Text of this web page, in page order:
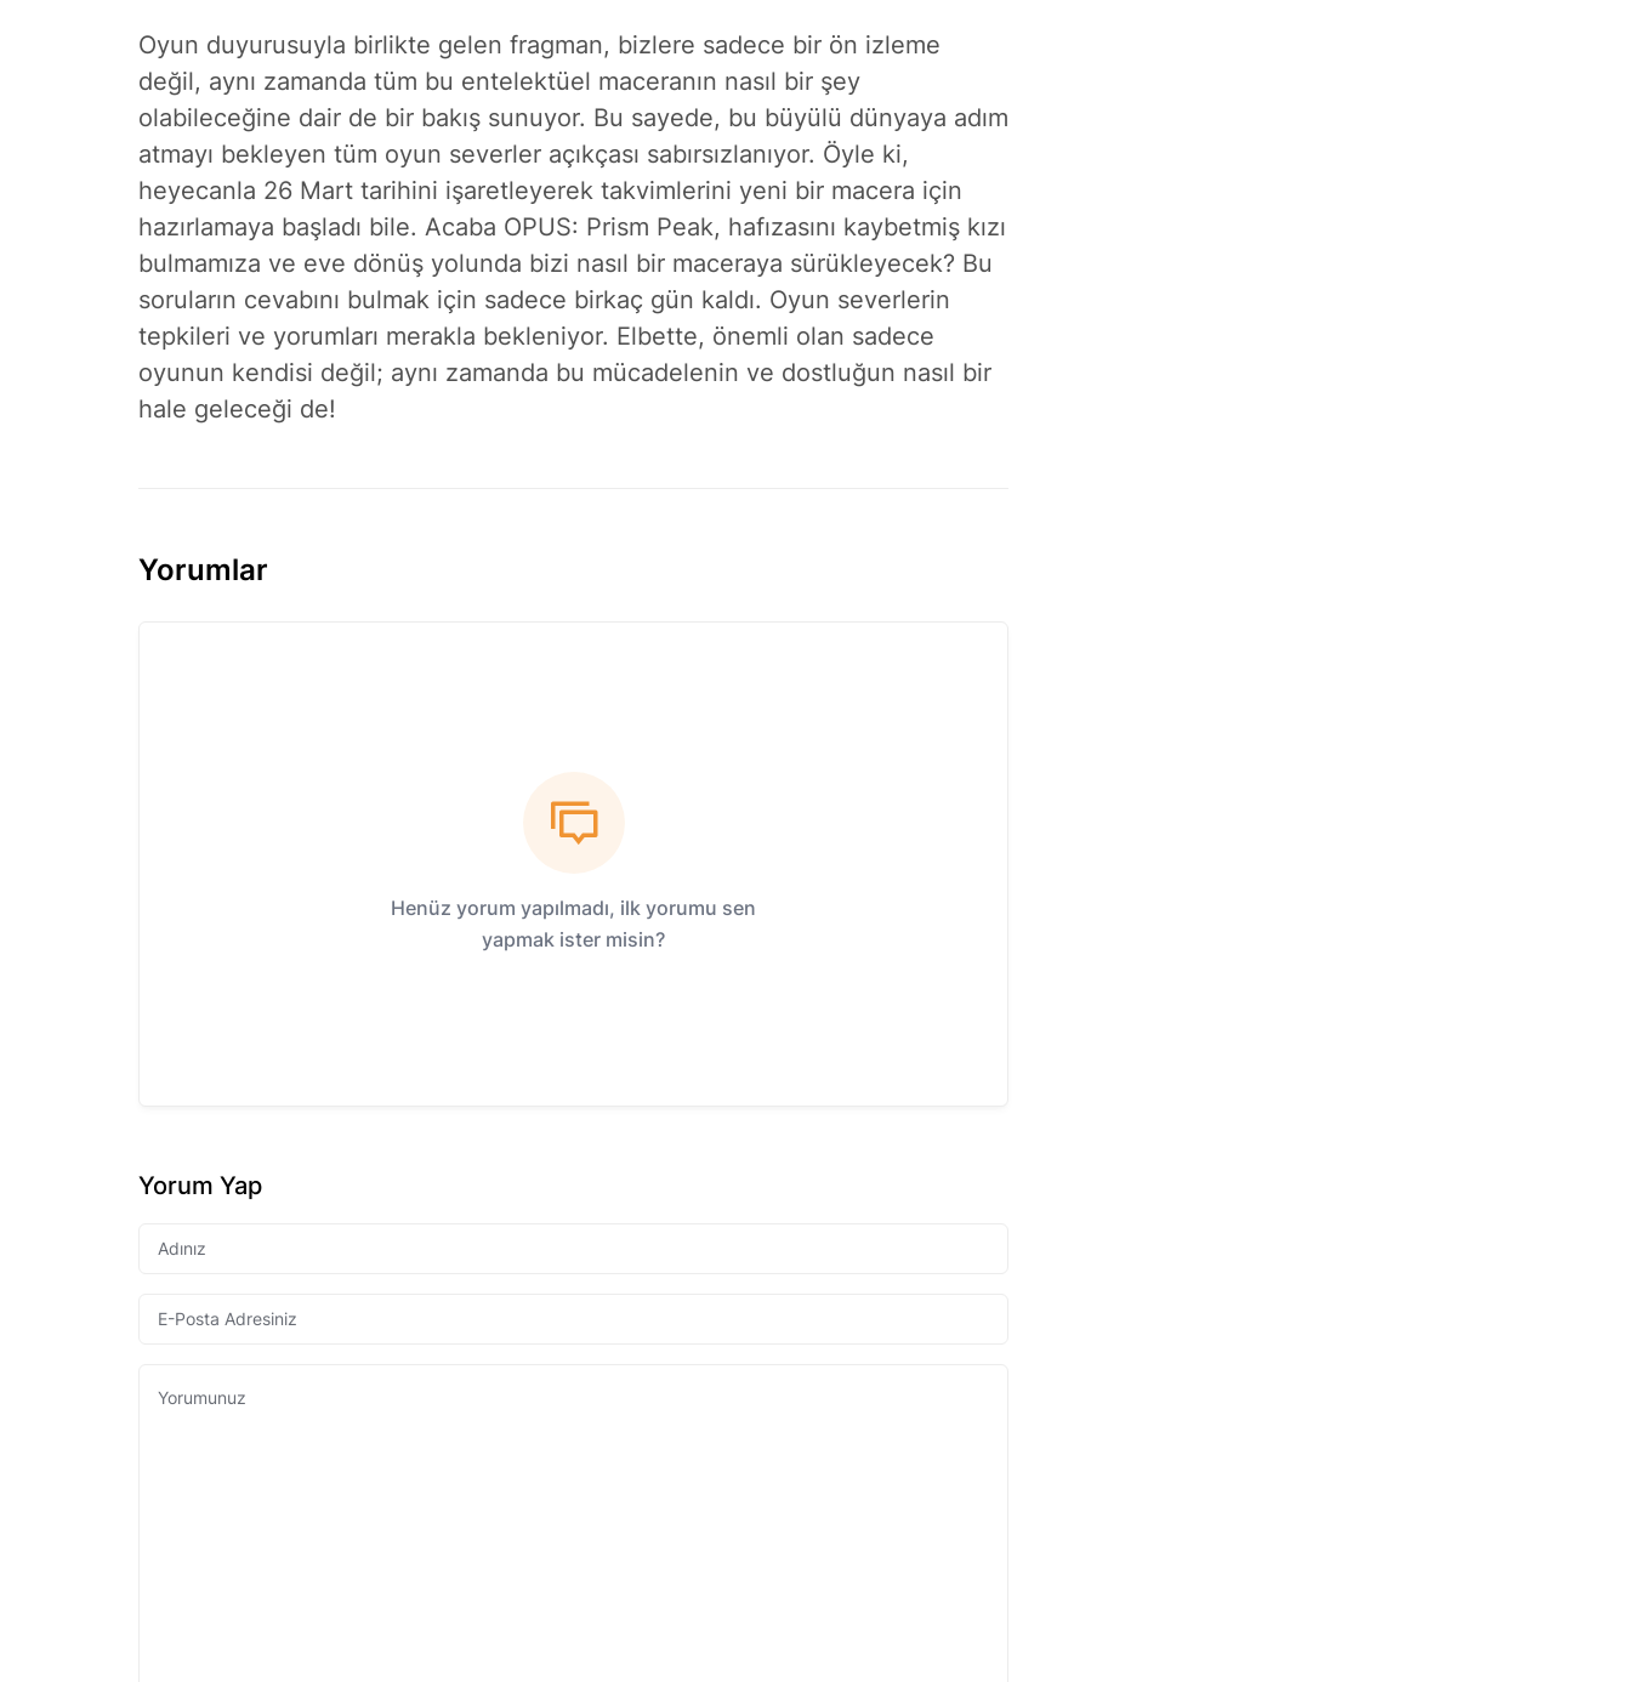
Oyun duyurusuyla birlikte gelen fragman, bizlere sadece bir ön izleme
değil, aynı zamanda tüm bu entelektüel maceranın nasıl bir şey
olabileceğine dair de bir bakış sunuyor. Bu sayede, bu büyülü dünyaya adım
atmayı bekleyen tüm oyun severler açıkçası sabırsızlanıyor. Öyle ki,
heyecanla 26 Mart tarihini işaretleyerek takvimlerini yeni bir macera için
hazırlamaya başladı bile. Acaba OPUS: Prism Peak, hafızasını kaybetmiş kızı
bulmamıza ve eve dönüş yolunda bizi nasıl bir maceraya sürükleyecek? Bu
soruların cevabını bulmak için sadece birkaç gün kaldı. Oyun severlerin
tepkileri ve yorumları merakla bekleniyor. Elbette, önemli olan sadece
oyunun kendisi değil; aynı zamanda bu mücadelenin ve dostluğun nasıl bir
hale geleceği de!
Yorumlar
Henüz yorum yapılmadı, ilk yorumu sen
yapmak ister misin?
Yorum Yap